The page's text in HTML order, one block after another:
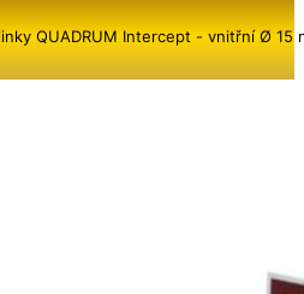
QUADRUM Intercept - vnitřní Ø 15